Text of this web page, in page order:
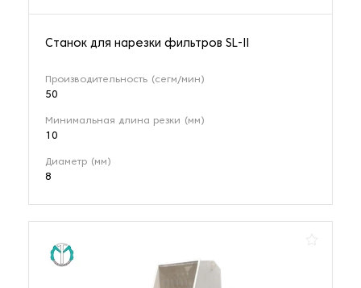
Станок для нарезки фильтров SL-II
Производительность (сегм/мин)
50
Минимальная длина резки (мм)
10
Диаметр (мм)
8